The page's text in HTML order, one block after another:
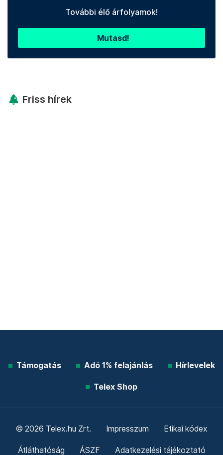
További élő árfolyamok!
Mutasd!
Friss hírek
Támogatás Adó 1% felajánlás Hírlevelek
Telex Shop
© 2026 Telex.hu Zrt. Impresszum Etikai kódex
Átláthatóság ÁSZF Adatkezelési tájékoztató